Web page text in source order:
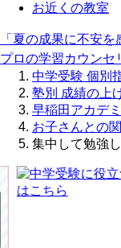
お近くの教室
「夏の成果に不安
プロの学習カウンセ
中学受験 個別
塾別 成績の上
早稲田アカデ
お子さんとの
集中して勉強